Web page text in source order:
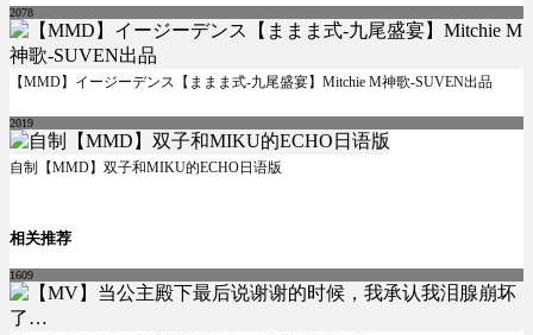
2078
【MMD】イージーデンス【ままま式-九尾盛宴】Mitchie M神歌-SUVEN出品
2019
自制【MMD】双子和MIKU的ECHO日语版
相关推荐
1609